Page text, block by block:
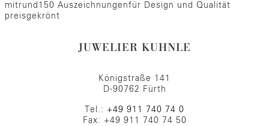
mitrund150 Auszeichnungenfür Design und Qualität
preisgekrönt
JUWELIER KUHNLE
Königstraße 141
D-90762 Fürth
Tel.: +49 911 740 74 0
Fax: +49 911 740 74 50